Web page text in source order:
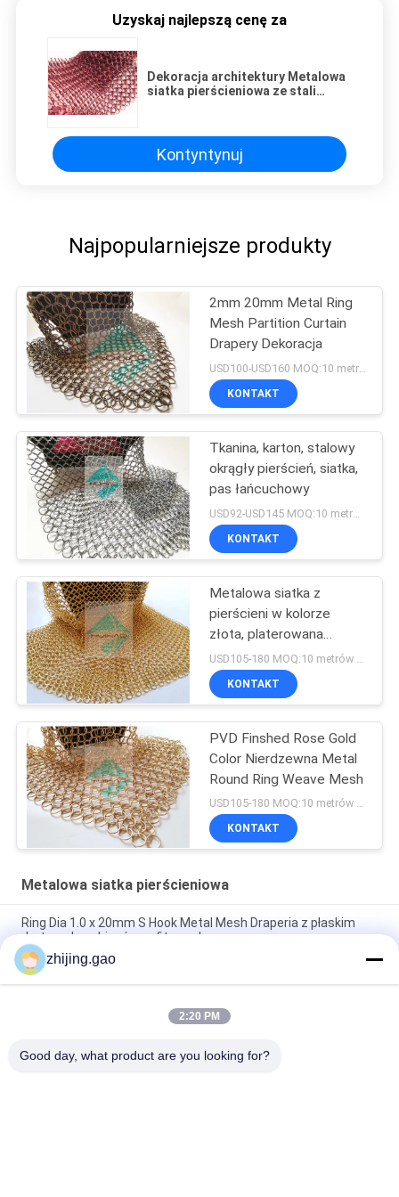
Uzyskaj najlepszą cenę za
Dekoracja architektury Metalowa
siatka pierścieniowa ze stali
Kontyntynuj
Najpopularniejsze produkty
2mm 20mm Metal Ring
Mesh Partition Curtain
Drapery Dekoracja
USD100-USD160 MOQ:10 metrów kwadratowych
KONTAKT
Tkanina, karton, stalowy
okrągły pierścień, siatka,
pas łańcuchowy
KONTAKT
Metalowa siatka z
pierścieni w kolorze
złota, platerowana
elektrolitycznie
KONTAKT
PVD Finshed Rose Gold
Color Nierdzewna Metal
Round Ring Weave Mesh
USD105-180 MOQ:10 metrów kwadratowych
KONTAKT
Metalowa siatka pierścieniowa
Ring Dia 1.0 x 20mm S Hook Metal Mesh Draperia z płaskim
drutem do zabiegów sufitowych
Złote kolorowe spawane stalowe zasłony z siatki do dekoracji
hoteli
Wyroby z stali nierdzewnej z łańcuchem poczty metalowej
zhijing.gao
2:20 PM
Good day, what product are you looking for?